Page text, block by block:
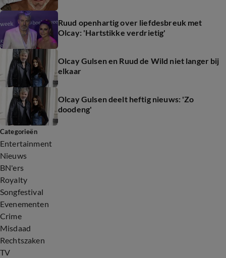
Ruud openhartig over liefdesbreuk met
Olcay: 'Hartstikke verdrietig'
Olcay Gulsen en Ruud de Wild niet langer bij
elkaar
Olcay Gulsen deelt heftig nieuws: 'Zo
doodeng'
Categorieën
Entertainment
Nieuws
BN'ers
Royalty
Songfestival
Evenementen
Crime
Misdaad
Rechtszaken
TV